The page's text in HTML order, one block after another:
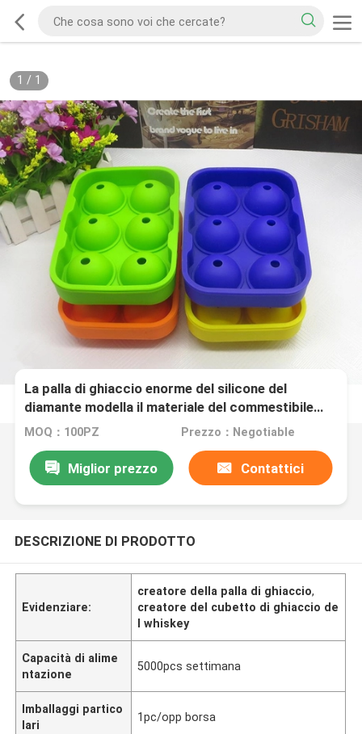
1 / 1
La palla di ghiaccio enorme del silicone del
diamante modella il materiale del commestibile
rotondo
MOQ：100PZ Prezzo：Negotiable
Miglior prezzo Contattici
DESCRIZIONE DI PRODOTTO
Evidenziare:
creatore della palla di ghiaccio,
creatore del cubetto di ghiaccio de
l whiskey
Capacità di alime
ntazione
5000pcs settimana
Imballaggi partico
lari
1pc/opp borsa